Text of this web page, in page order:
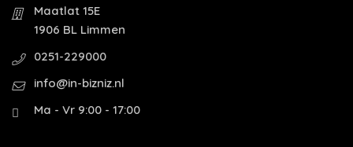
Maatlat 15E
1906 BL Limmen
0251-229000
info@in-bizniz.nl
Ma - Vr 9:00 - 17:00